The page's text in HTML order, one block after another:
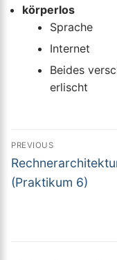
körperlos
Sprache
Internet
Beides
erlischt
PREVIOUS
Previous
post:
(Praktikum 6)